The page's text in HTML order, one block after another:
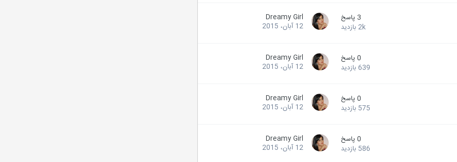
3 پاسخ
2k بازدید
Dreamy Girl
12 آبان، 2015
0 پاسخ
639 بازدید
Dreamy Girl
12 آبان، 2015
0 پاسخ
575 بازدید
Dreamy Girl
12 آبان، 2015
0 پاسخ
586 بازدید
Dreamy Girl
12 آبان، 2015